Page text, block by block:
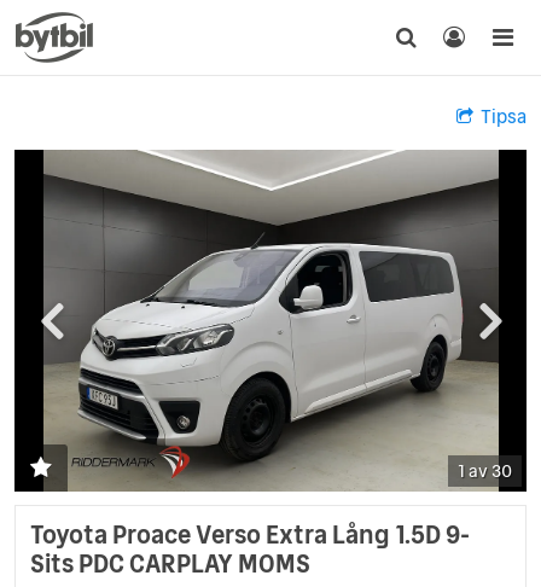
Tipsa
1 av 30
Toyota Proace Verso Extra Lång 1.5D 9-
Sits PDC CARPLAY MOMS